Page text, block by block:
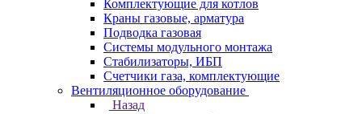
Комплектующие для котлов
Краны газовые, арматура
Подводка газовая
Системы модульного монтажа
Стабилизаторы, ИБП
Счетчики газа, комплектующие
Вентиляционное оборудование
Назад